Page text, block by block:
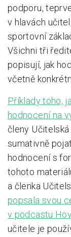
podporu,
v hlavách
sportovní
Všichni tři
popisují, jak
včetně
Příklady toho,
hodnocení na
členy
sumativně
hodnocení s
tohoto
a členka
popsala svou
v podcastu
učitele je